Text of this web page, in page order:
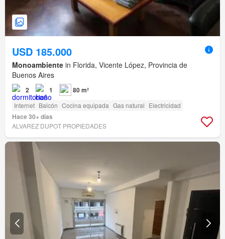
USD 185.000
Monoambiente in Florida, Vicente López, Provincia de
Buenos Aires
2 1 80 m²
Internet Balcón Cocina equipada Gas natural Electricidad
Hace 30+ días
ALVAREZ DUPOT PROPIEDADES